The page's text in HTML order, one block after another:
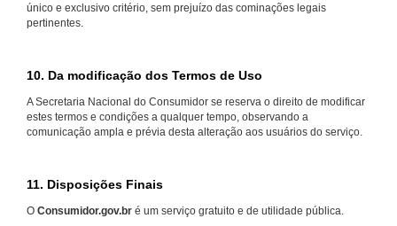
único e exclusivo critério, sem prejuízo das cominações legais
pertinentes.
10. Da modificação dos Termos de Uso
A Secretaria Nacional do Consumidor se reserva o direito de modificar
estes termos e condições a qualquer tempo, observando a
comunicação ampla e prévia desta alteração aos usuários do serviço.
11. Disposições Finais
O Consumidor.gov.br é um serviço gratuito e de utilidade pública.